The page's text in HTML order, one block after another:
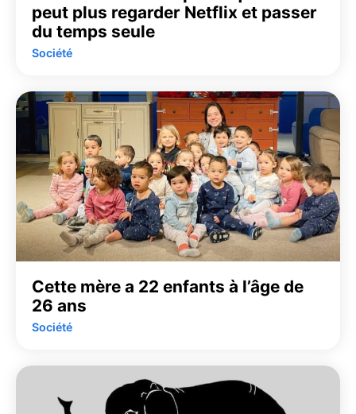
peut plus regarder Netflix et passer
du temps seule
Société
Cette mère a 22 enfants à l’âge de
26 ans
Société